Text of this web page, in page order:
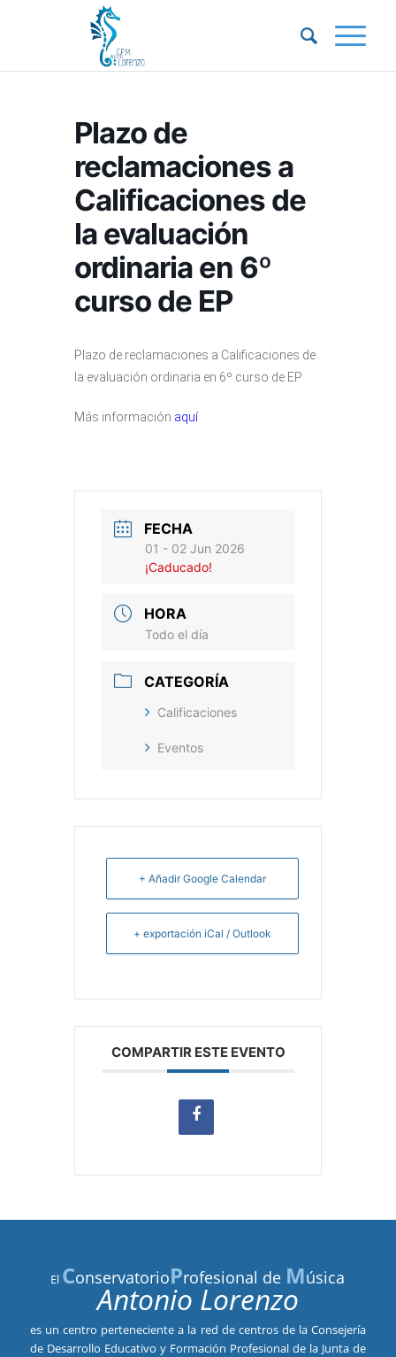
Plazo de
reclamaciones a
Calificaciones de
la evaluación
ordinaria en 6º
curso de EP
Plazo de reclamaciones a Calificaciones de
la evaluación ordinaria en 6º curso de EP
Más información aquí
FECHA
01 - 02 Jun 2026
¡Caducado!
HORA
Todo el día
CATEGORÍA
Calificaciones
Eventos
+ Añadir Google Calendar
+ exportación iCal / Outlook
COMPARTIR ESTE EVENTO
El ConservatorioProfesional de Música
Antonio Lorenzo
es un centro perteneciente a la red de centros de la Consejería
de Desarrollo Educativo y Formación Profesional de la Junta de